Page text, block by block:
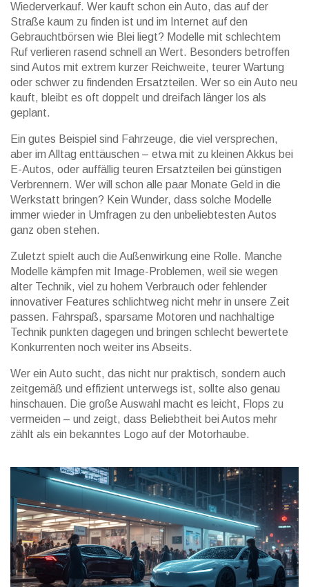
Wiederverkauf. Wer kauft schon ein Auto, das auf der
Straße kaum zu finden ist und im Internet auf den
Gebrauchtbörsen wie Blei liegt? Modelle mit schlechtem
Ruf verlieren rasend schnell an Wert. Besonders betroffen
sind Autos mit extrem kurzer Reichweite, teurer Wartung
oder schwer zu findenden Ersatzteilen. Wer so ein Auto neu
kauft, bleibt es oft doppelt und dreifach länger los als
geplant.
Ein gutes Beispiel sind Fahrzeuge, die viel versprechen,
aber im Alltag enttäuschen – etwa mit zu kleinen Akkus bei
E-Autos, oder auffällig teuren Ersatzteilen bei günstigen
Verbrennern. Wer will schon alle paar Monate Geld in die
Werkstatt bringen? Kein Wunder, dass solche Modelle
immer wieder in Umfragen zu den unbeliebtesten Autos
ganz oben stehen.
Zuletzt spielt auch die Außenwirkung eine Rolle. Manche
Modelle kämpfen mit Image-Problemen, weil sie wegen
alter Technik, viel zu hohem Verbrauch oder fehlender
innovativer Features schlichtweg nicht mehr in unsere Zeit
passen. Fahrspaß, sparsame Motoren und nachhaltige
Technik punkten dagegen und bringen schlecht bewertete
Konkurrenten noch weiter ins Abseits.
Wer ein Auto sucht, das nicht nur praktisch, sondern auch
zeitgemäß und effizient unterwegs ist, sollte also genau
hinschauen. Die große Auswahl macht es leicht, Flops zu
vermeiden – und zeigt, dass Beliebtheit bei Autos mehr
zählt als ein bekanntes Logo auf der Motorhaube.